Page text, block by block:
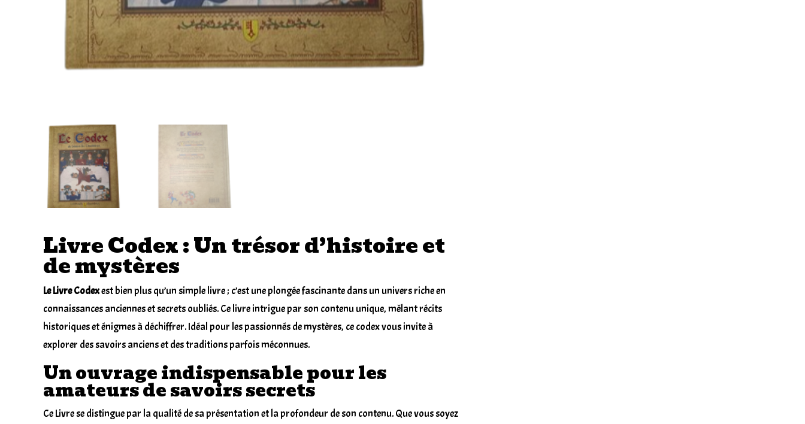
Livre Codex : Un trésor d’histoire et
de mystères
Le Livre Codexest bien plus qu’un simplelivre ; c’est une plongée fascinante dans un univers riche en
connaissances anciennes et secrets oubliés. Ce livre intrigue par son contenu unique, mêlant récits
historiques et énigmes à déchiffrer. Idéal pour les passionnés de mystères, ce codex vous invite à
explorer des savoirs anciens et des traditions parfois méconnues.
Un ouvrage indispensable pour les
amateurs de savoirs secrets
Ce Livre se distingue par la qualité de sa présentation et la profondeur de son contenu. Que vous soyez